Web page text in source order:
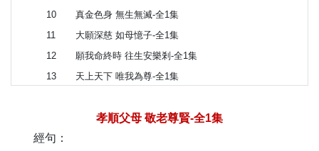
10
真金色身 無生無滅-全1集
11
大願深慈 如母憶子-全1集
12
願我命終時 往生安樂剎-全1集
13
天上天下 唯我為尊-全1集
蒙以養正 聖功也-全1集
16
孝順父母 敬老尊賢-全1集
經句：